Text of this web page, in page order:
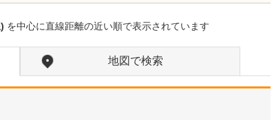
を中心に直線距離の近い順で表示されています
地図で検索
東京都中野区
中野富士見町耳鼻咽喉科
特に先生が力を入れている診療について教えて
これまで耳を専門に研鑽